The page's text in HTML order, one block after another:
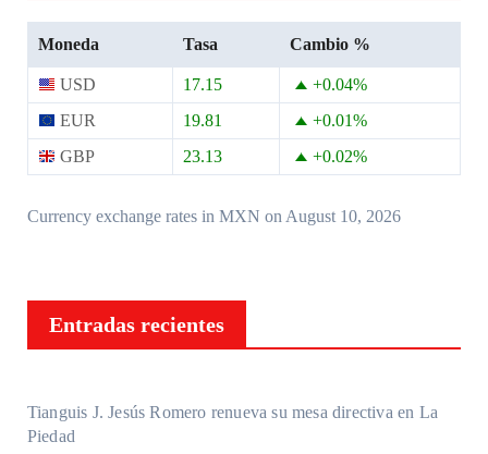
Moneda Tasa Cambio %
USD 17.15 +0.04%
EUR
19.81 +0.01%
GBP
23.13 +0.02%
Currency exchange rates in MXN on August 10, 2026
Entradas recientes
Tianguis J. Jesús Romero renueva su mesa directiva en La
Piedad